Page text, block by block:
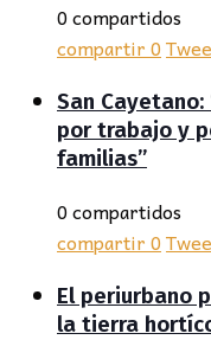
0 compartidos
compartir0
San
por trabajo y
familias”
0 compartidos
compartir0
El periurbano
la tierra